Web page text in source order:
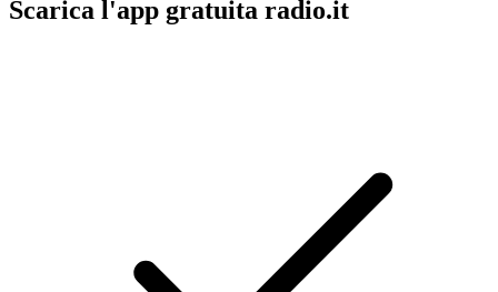
Scarica l'app gratuita radio.it